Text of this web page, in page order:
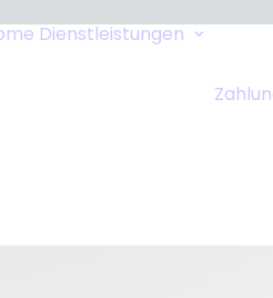
Dienstleistungen
Datenschutzrichtlinie